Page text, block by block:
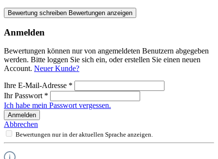
Bewertung schreiben Bewertungen anzeigen
Anmelden
Bewertungen können nur von angemeldeten Benutzern abgegeben
werden. Bitte loggen Sie sich ein, oder erstellen Sie einen neuen
Account. Neuer Kunde?
Ihre E-Mail-Adresse *
Ihr Passwort *
Ich habe mein Passwort vergessen.
Anmelden
Abbrechen
Bewertungen nur in der aktuellen Sprache anzeigen.